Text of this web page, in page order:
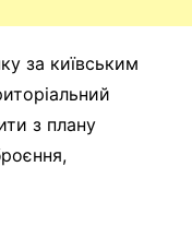
за київським
з плану